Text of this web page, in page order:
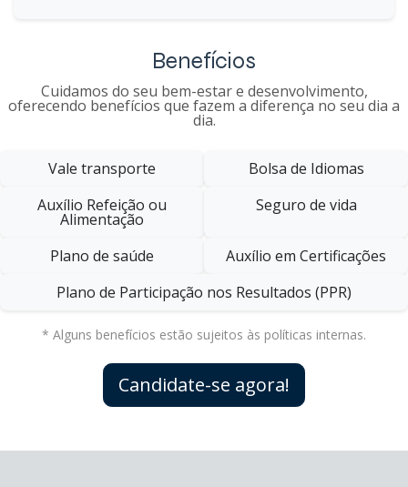
Benefícios
Cuidamos do seu bem-estar e desenvolvimento,
oferecendo benefícios que fazem a diferença no seu dia a
dia.
Vale transporte
Bolsa de Idiomas
Auxílio Refeição ou
Alimentação
Seguro de vida
Plano de saúde
Auxílio em Certificações
Plano de Participação nos Resultados (PPR)
* Alguns benefícios estão sujeitos às políticas internas.
Candidate-se agora!